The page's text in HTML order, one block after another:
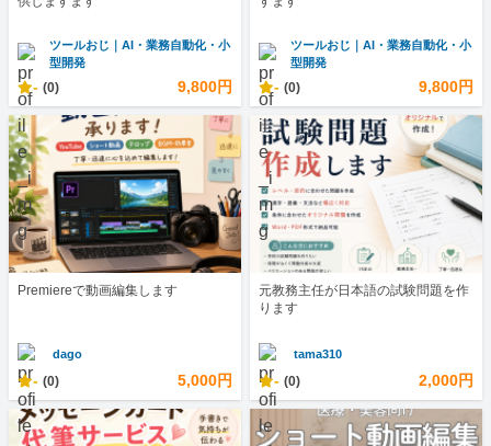
ツールおじ｜AI・業務自動化・小
型開発
- (0) 9,800円
ツールおじ｜AI・業務自動化・小
型開発
- (0) 9,800円
Premiereで動画編集します
dago
- (0) 5,000円
元教務主任が日本語の試験問題を作
ります
tama310
- (0) 2,000円